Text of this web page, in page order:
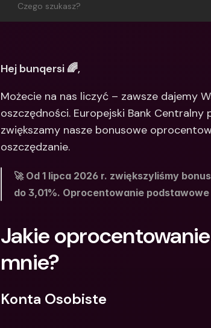
Czego szukasz?
Hej bunqersi 🌈,
Możecie na nas liczyć – zawsze dajemy
oszczędności. Europejski Bank
zwiększamy nasze bonusowe
oszczędzanie.
🚀 Od 1 lipca 2026 r. zwiększyliśmy
do 3,01%. Oprocentowanie podstawowe
Jakie
mnie?
Konta Osobiste